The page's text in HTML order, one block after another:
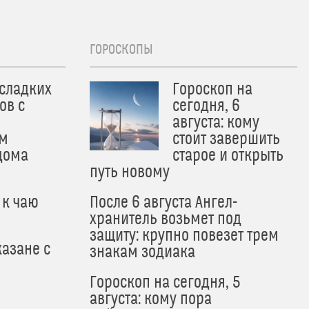
с
чаю
с
ГОРОСКОПЫ
Гороскоп на
сегодня, 6
августа: кому
стоит завершить
старое и открыть
путь новому
После 6 августа Ангел-
хранитель возьмет под
защиту: крупно повезет трем
знакам зодиака
Гороскоп на сегодня, 5
августа: кому пора